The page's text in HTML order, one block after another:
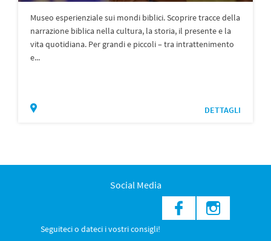
Museo esperienziale sui mondi biblici. Scoprire tracce della
narrazione biblica nella cultura, la storia, il presente e la
vita quotidiana. Per grandi e piccoli – tra intrattenimento
e...
DETTAGLI
Social Media
Seguiteci o dateci i vostri consigli!